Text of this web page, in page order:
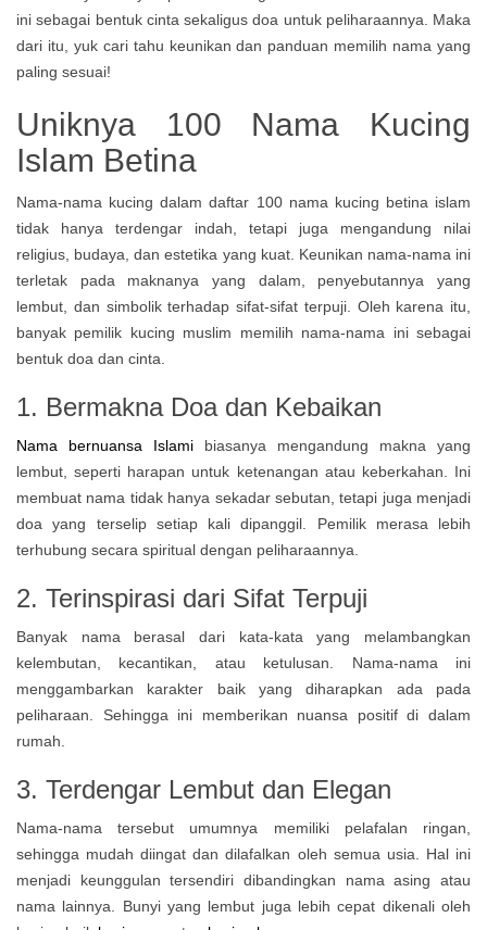
ini sebagai bentuk cinta sekaligus doa untuk peliharaannya. Maka
dari itu, yuk cari tahu keunikan dan panduan memilih nama yang
paling sesuai!
Uniknya 100 Nama Kucing
Islam Betina
Nama-nama kucing dalam daftar 100 nama kucing betina islam
tidak hanya terdengar indah, tetapi juga mengandung nilai
religius, budaya, dan estetika yang kuat. Keunikan nama-nama ini
terletak pada maknanya yang dalam, penyebutannya yang
lembut, dan simbolik terhadap sifat-sifat terpuji. Oleh karena itu,
banyak pemilik kucing muslim memilih nama-nama ini sebagai
bentuk doa dan cinta.
1. Bermakna Doa dan Kebaikan
Nama bernuansa Islami biasanya mengandung makna yang
lembut, seperti harapan untuk ketenangan atau keberkahan. Ini
membuat nama tidak hanya sekadar sebutan, tetapi juga menjadi
doa yang terselip setiap kali dipanggil. Pemilik merasa lebih
terhubung secara spiritual dengan peliharaannya.
2. Terinspirasi dari Sifat Terpuji
Banyak nama berasal dari kata-kata yang melambangkan
kelembutan, kecantikan, atau ketulusan. Nama-nama ini
menggambarkan karakter baik yang diharapkan ada pada
peliharaan. Sehingga ini memberikan nuansa positif di dalam
rumah.
3. Terdengar Lembut dan Elegan
Nama-nama tersebut umumnya memiliki pelafalan ringan,
sehingga mudah diingat dan dilafalkan oleh semua usia. Hal ini
menjadi keunggulan tersendiri dibandingkan nama asing atau
nama lainnya. Bunyi yang lembut juga lebih cepat dikenali oleh